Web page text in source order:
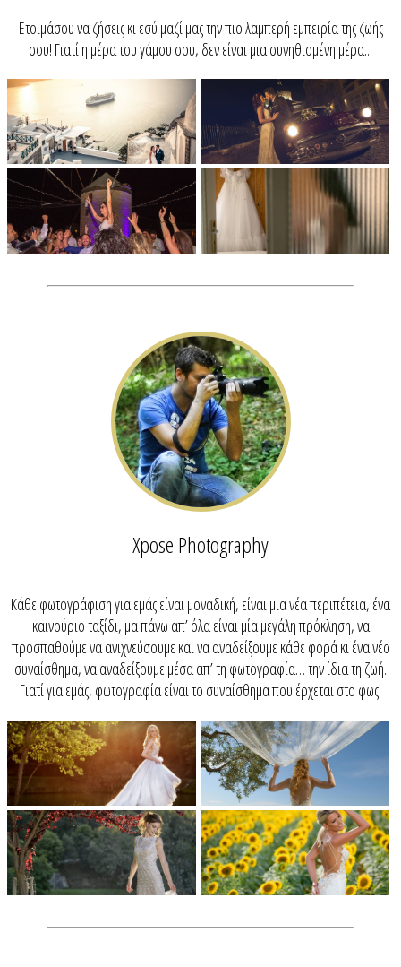
Ετοιμάσου να ζήσεις κι εσύ μαζί μας την πιο λαμπερή εμπειρία της ζωής
σου! Γιατί η μέρα του γάμου σου, δεν είναι μια συνηθισμένη μέρα...
Xpose Photography
Κάθε φωτογράφιση για εμάς είναι μοναδική, είναι μια νέα περιπέτεια, ένα
καινούριο ταξίδι, μα πάνω απ’ όλα είναι μία μεγάλη πρόκληση, να
προσπαθούμε να ανιχνεύσουμε και να αναδείξουμε κάθε φορά κι ένα νέο
συναίσθημα, να αναδείξουμε μέσα απ’ τη φωτογραφία… την ίδια τη ζωή.
Γιατί για εμάς, φωτογραφία είναι το συναίσθημα που έρχεται στο φως!